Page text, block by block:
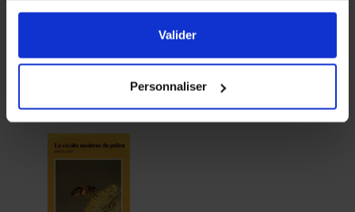
En cliquant sur le boutonValidervous acceptez
l'ensemble des cookies de notre site ainsi que ceux de
nos partenaires. Vous pouvez également choisir les
Valider
Personnaliser
24,95 € 22,46 €
Adam